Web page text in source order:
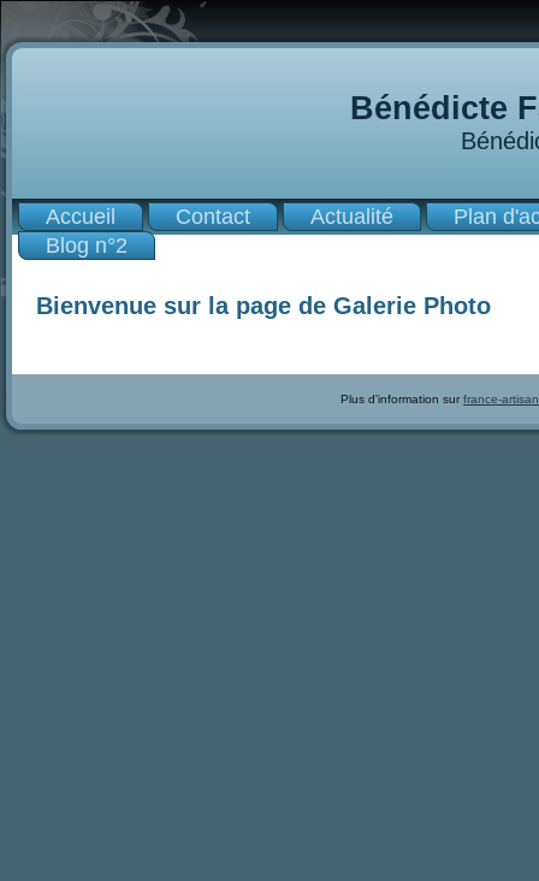
Bénédicte
Accueil Contact Actualité
Plan
Blog n°2
Bienvenue sur la page de Galerie Photo
Plus d'information sur france-